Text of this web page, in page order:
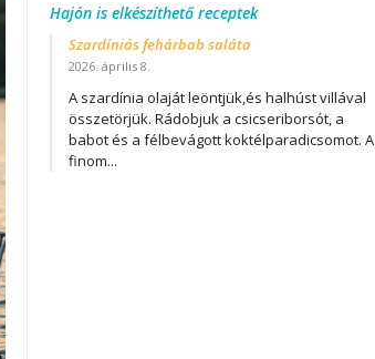
Hajón is elkészíthető receptek
Szardíniás fehárbab saláta
2026. április 8.
A szardínia olaját leöntjük,és halhúst villával
összetörjük. Rádobjuk a csicseriborsót, a
babot és a félbevágott koktélparadicsomot. A
finom...